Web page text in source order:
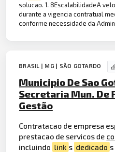
solucao. 1. 8EscalabilidadeA
durante a vigencia contratual
conforme necessidade da
BRASIL | MG | SÃO GOTARDO
Municipio De Sao
Secretaria Mun. De
Gestão
Contratacao de empresa
prestacao de servicos de
incluindo link s dedicado